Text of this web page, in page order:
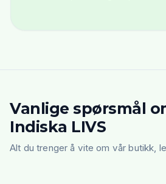
Vanlige spørsmål
Indiska LIVS
Alt du trenger å vite om vår butikk,